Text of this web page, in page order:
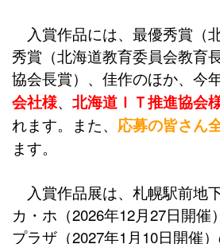
入賞作品には、最優秀賞（
秀賞（北海道教育委員会教育
協会長賞）、佳作のほか、今
会社様、 北海道ＩＴ推進協会
れます。また、 応募の皆さん
ます。
入賞作品展は、札幌駅前地
カ・ホ（2026年12月27日開催
プラザ（2027年1月10日開催